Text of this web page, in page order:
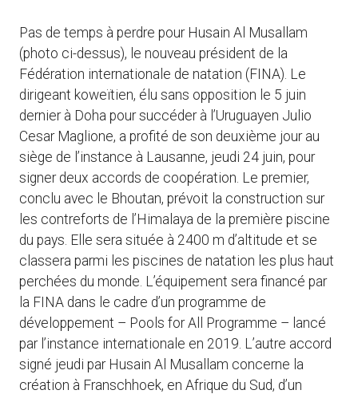
Pas de temps à perdre pour Husain Al Musallam
(photo ci-dessus), le nouveau président de la
Fédération internationale de natation (FINA). Le
dirigeant koweïtien, élu sans opposition le 5 juin
dernier à Doha pour succéder à l’Uruguayen Julio
Cesar Maglione, a profité de son deuxième jour au
siège de l’instance à Lausanne, jeudi 24 juin, pour
signer deux accords de coopération. Le premier,
conclu avec le Bhoutan, prévoit la construction sur
les contreforts de l’Himalaya de la première piscine
du pays. Elle sera située à 2400 m d’altitude et se
classera parmi les piscines de natation les plus haut
perchées du monde. L’équipement sera financé par
la FINA dans le cadre d’un programme de
développement – Pools for All Programme – lancé
par l’instance internationale en 2019. L’autre accord
signé jeudi par Husain Al Musallam concerne la
création à Franschhoek, en Afrique du Sud, d’un